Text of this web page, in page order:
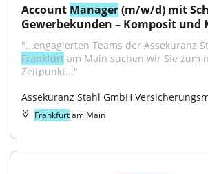
Account Manager (m/w/d) mit
Gewerbekunden – Komposit und
Frankfurt am Main suchen wir Sie zum
Zeitpunkt..."
Assekuranz Stahl GmbH
Frankfurtam Main